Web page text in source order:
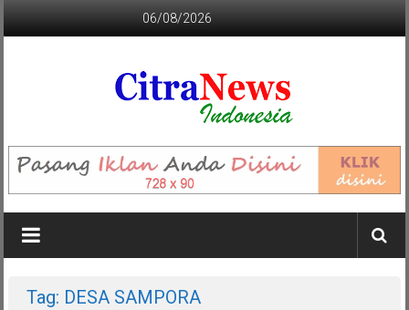
06/08/2026
CITRANEWS
INDONESIA
BERANI
DAN
KRISTIS
Tag: DESA SAMPORA